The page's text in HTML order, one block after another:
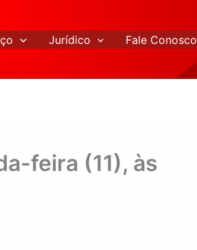
Jurídico Fale Conosco
feira (11), às